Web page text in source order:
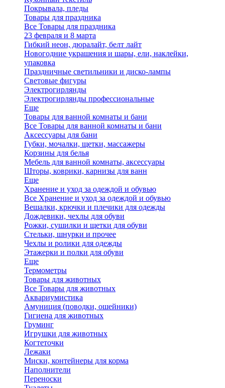
Покрывала, пледы
Товары для праздника
Все Товары для праздника
23 февраля и 8 марта
Гибкий неон, дюралайт, белт лайт
Новогодние украшения и шары, ели, наклейки,
упаковка
Праздничные светильники и диско-лампы
Световые фигуры
Электрогирлянды
Электрогирлянды профессиональные
Еще
Товары для ванной комнаты и бани
Все Товары для ванной комнаты и бани
Аксессуары для бани
Губки, мочалки, щетки, массажеры
Корзины для белья
Мебель для ванной комнаты, аксессуары
Шторы, коврики, карнизы для ванн
Еще
Хранение и уход за одеждой и обувью
Все Хранение и уход за одеждой и обувью
Вешалки, крючки и плечики для одежды
Дождевики, чехлы для обуви
Рожки, сушилки и щетки для обуви
Стельки, шнурки и прочее
Чехлы и ролики для одежды
Этажерки и полки для обуви
Еще
Термометры
Товары для животных
Все Товары для животных
Аквариумистика
Амуниция (поводки, ошейники)
Гигиена для животных
Груминг
Игрушки для животных
Когтеточки
Лежаки
Миски, контейнеры для корма
Наполнители
Переноски